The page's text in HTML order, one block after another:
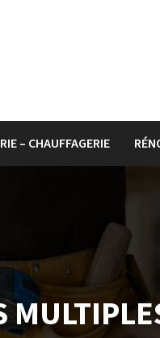
– CHAUFFAGERIE